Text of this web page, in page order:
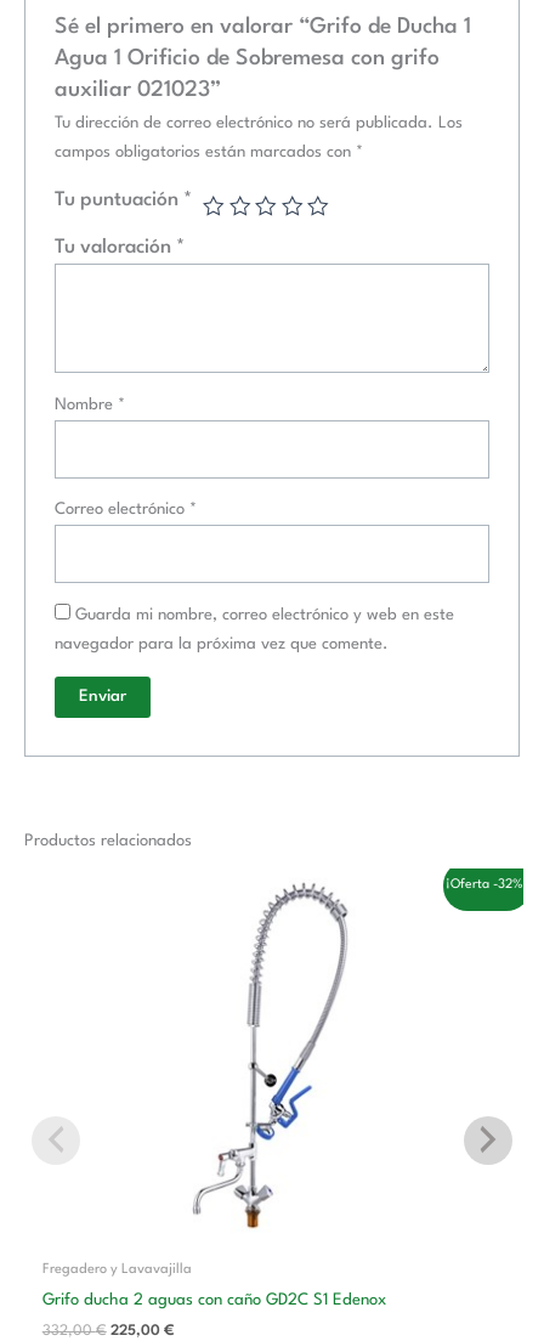
Sé el primero en valorar “Grifo de Ducha 1
Agua 1 Orificio de Sobremesa con grifo
auxiliar 021023”
Tu dirección de correo electrónico no será publicada.
Los
campos obligatorios están marcados con *
Tu puntuación *
Tu valoración *
Nombre *
Correo electrónico *
Guarda mi nombre, correo electrónico y web en este
navegador para la próxima vez que comente.
Productos relacionados
¡Oferta -32%!
Fregadero y Lavavajilla
Grifo ducha 2 aguas con caño GD2C S1 Edenox
332,00€ 225,00 €